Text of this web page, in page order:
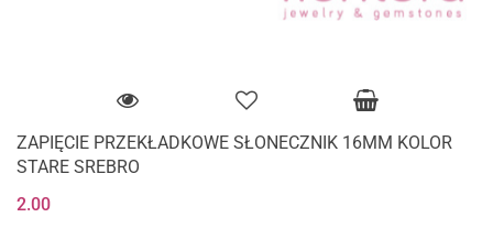
ZAPIĘCIE PRZEKŁADKOWE SŁONECZNIK 16MM KOLOR
STARE SREBRO
2.00